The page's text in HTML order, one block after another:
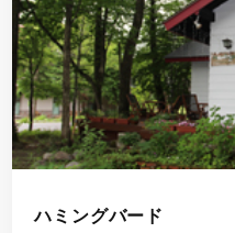
ハミングバード